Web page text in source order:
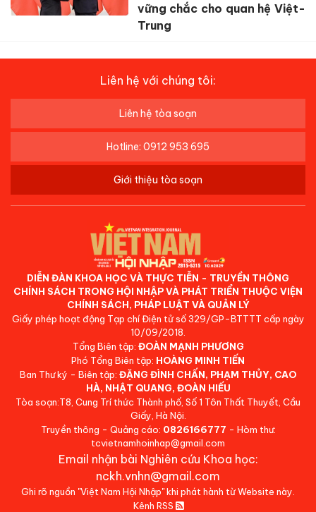
vững chắc cho quan hệ Việt-
Trung
Liên hệ với chúng tôi:
Liên hệ tòa soạn
Hotline: 0912 953 695
Giới thiệu tòa soạn
DIỄN ĐÀN KHOA HỌC VÀ THỰC TIỄN - TRUYỀN THÔNG
CHÍNH SÁCH TRONG HỘI NHẬP VÀ PHÁT TRIỂN THUỘC VIỆN
CHÍNH SÁCH, PHÁP LUẬT VÀ QUẢN LÝ
Giấy phép hoạt động Tạp chí Điện tử số 329/GP-BTTTT cấp ngày
10/09/2018.
Tổng Biên tập: ĐOÀN MẠNH PHƯƠNG
Phó Tổng Biên tập: HOÀNG MINH TIẾN
Ban Thư ký - Biên tập: ĐẶNG ĐÌNH CHẤN, PHẠM THỦY, CAO
HÀ, NHẬT QUANG, ĐOÀN HIẾU
Tòa soạn:T8, Cung Trí thức Thành phố, Số 1 Tôn Thất Thuyết, Cầu
Giấy, Hà Nội.
Truyền thông - Quảng cáo: 0826166777 - Hòm thư:
tcvietnamhoinhap@gmail.com
Email nhận bài Nghiên cứu Khoa học:
nckh.vnhn@gmail.com
Ghi rõ nguồn "Việt Nam Hội Nhập" khi phát hành từ Website này.
Kênh RSS